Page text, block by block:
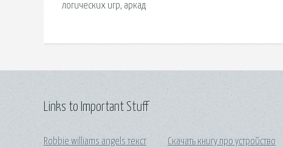
логических игр, аркад
Links to Important Stuff
Robbie williams angels текст
Скачать книгу про устройство